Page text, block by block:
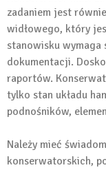
zadaniem jest
widłowego, który
stanowisku wymaga
dokumentacji.
raportów.
tylko stan układu
podnośników,
Należy mieć
konserwatorskich,